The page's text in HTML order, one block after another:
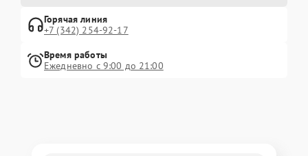
Горячая линия
+7 (342) 254-92-17
Время работы
Ежедневно с 9:00 до 21:00